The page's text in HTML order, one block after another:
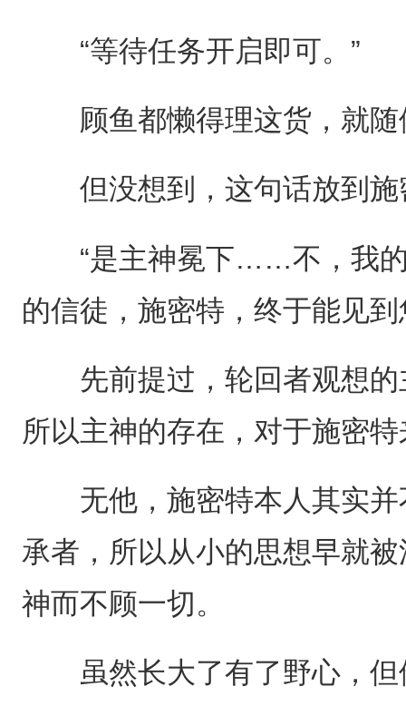
“等待任务开启即可。”
顾鱼都懒得理这货，就随
但没想到，这句话放到施
“是主神冕下……不，我的
的信徒，施密特，终于能见到
先前提过，轮回者观想的
所以主神的存在，对于施密
无他，施密特本人其实并
承者，所以从小的思想早就
神而不顾一切。
虽然长大了有了野心，但